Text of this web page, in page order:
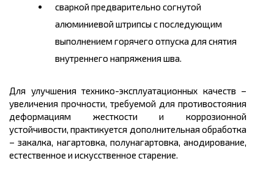
сваркой предварительно согнутой
алюминиевой штрипсы с последующим
выполнением горячего отпуска для снятия
внутреннего напряжения шва.
Для улучшения технико-эксплуатационных качеств –
увеличения прочности, требуемой для противостояния
деформациям жесткости и коррозионной
устойчивости, практикуется дополнительная обработка
– закалка, нагартовка, полунагартовка, анодирование,
естественное и искусственное старение.